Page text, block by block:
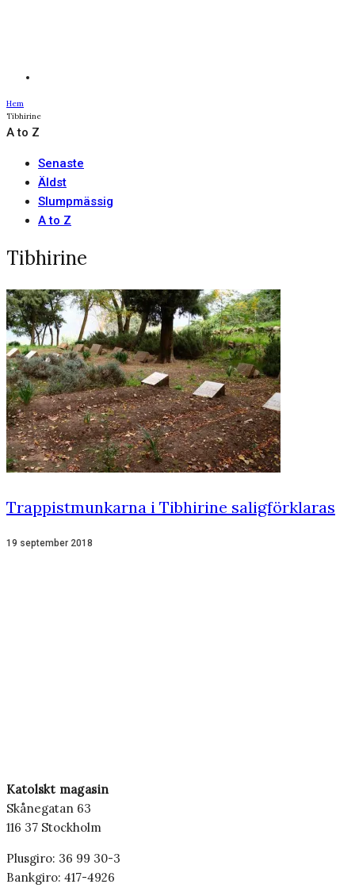
Hem
Tibhirine
A to Z
Senaste
Äldst
Slumpmässig
A to Z
Tibhirine
Trappistmunkarna i Tibhirine saligförklaras
19 september 2018
Katolskt magasin
Skånegatan 63
116 37 Stockholm
Plusgiro: 36 99 30-3
Bankgiro: 417-4926